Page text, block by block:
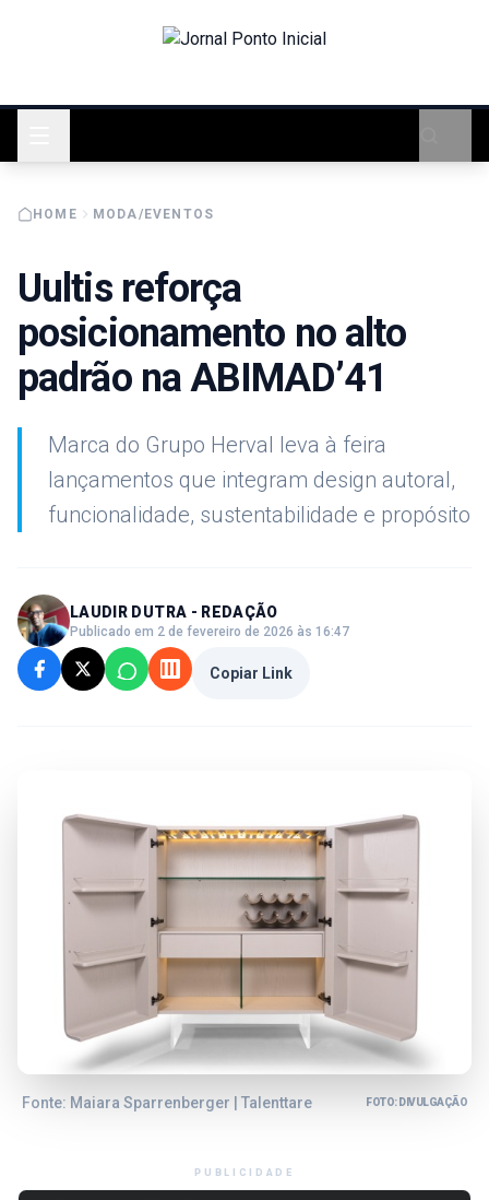
HOME MODA/EVENTOS
Uultis reforça
posicionamento no alto
padrão na ABIMAD’41
Marca do Grupo Herval leva à feira
lançamentos que integram design autoral,
funcionalidade, sustentabilidade e propósito
LAUDIR DUTRA - REDAÇÃO
Publicado em 2 de fevereiro de 2026 às 16:47
Copiar Link
Fonte: Maiara Sparrenberger | Talenttare FOTO: DIVULGAÇÃO
PUBLICIDADE